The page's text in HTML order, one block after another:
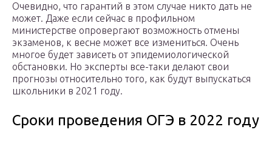
Очевидно, что гарантий в этом случае никто дать не
может. Даже если сейчас в профильном
министерстве опровергают возможность отмены
экзаменов, к весне может все измениться. Очень
многое будет зависеть от эпидемиологической
обстановки. Но эксперты все-таки делают свои
прогнозы относительно того, как будут выпускаться
школьники в 2021 году.
Сроки проведения ОГЭ в 2022 году